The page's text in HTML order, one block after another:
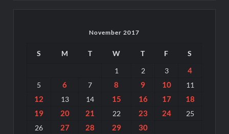
November 2017
S M T W T F
S
1
2 3 4
5 6 7 8 9 10 11
12 13 14 15 16 17
18
19
20 21 22 23 24
25
26
27 28 29 30